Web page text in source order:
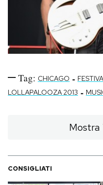
Tag: CHICAGO -
LOLLAPALOOZA 2013 -
Mostra
CONSIGLIATI